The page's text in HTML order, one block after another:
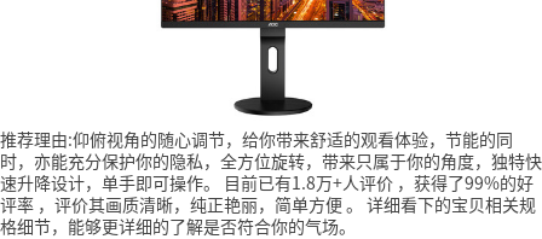
推荐理由:仰俯视角的随心调节，给你带来舒适的观看体验，节能的同
时，亦能充分保护你的隐私，全方位旋转，带来只属于你的角度，独特快
速升降设计，单手即可操作。
目前已有1.8万+人评价 ，获得了99%的好
评率 ，评价其画质清晰，纯正艳丽，简单方便。 详细看下的宝贝相关规
格细节，能够更详细的了解是否符合你的气场。